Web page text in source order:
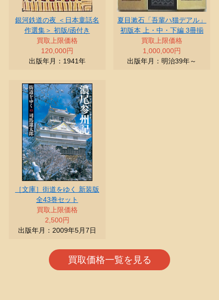
銀河鉄道の夜 ＜日本童話名
作選集＞ 初版/函付き
買取上限価格
120,000円
出版年月：1941年
夏目漱石「吾輩ハ猫デアル」
初版本 上・中・下編 3冊揃
買取上限価格
1,000,000円
出版年月：明治39年～
［文庫］街道をゆく 新装版
全43巻セット
買取上限価格
2,500円
出版年月：2009年5月7日
買取価格一覧を見る